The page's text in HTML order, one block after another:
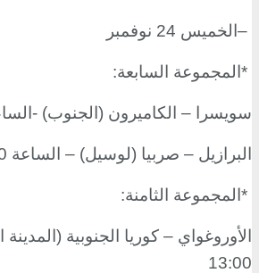
–الخميس 24 نوفمبر
*المجموعة السابعة:
سويسرا – الكاميرون (الجنوب) -الساعة
البرازيل – صربيا (لوسيل) – الساعة 19:00
*المجموعة الثامنة:
الأوروغواي – كوريا الجنوبية
13:00